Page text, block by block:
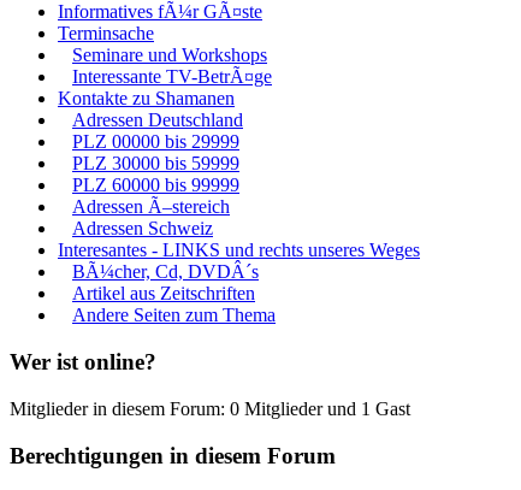
Informatives fÃ¼r GÃ¤ste
Terminsache
Seminare und Workshops
Interessante TV-BetrÃ¤ge
Kontakte zu Shamanen
Adressen Deutschland
PLZ 00000 bis 29999
PLZ 30000 bis 59999
PLZ 60000 bis 99999
Adressen Ã–stereich
Adressen Schweiz
Interesantes - LINKS und rechts unseres Weges
BÃ¼cher, Cd, DVDÂ´s
Artikel aus Zeitschriften
Andere Seiten zum Thema
Wer ist online?
Mitglieder in diesem Forum: 0 Mitglieder und 1 Gast
Berechtigungen in diesem Forum